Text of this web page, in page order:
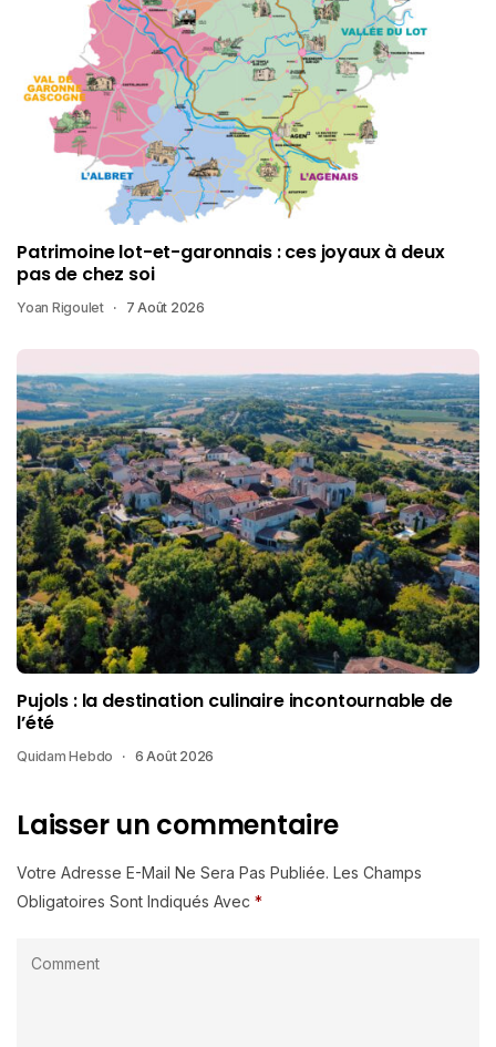
Patrimoine lot-et-garonnais : ces joyaux à deux
pas de chez soi
Yoan Rigoulet 7 Août 2026
Pujols : la destination culinaire incontournable de
l’été
Quidam Hebdo 6 Août 2026
Laisser un commentaire
Votre Adresse E-Mail Ne Sera Pas Publiée. Les Champs
Obligatoires Sont Indiqués Avec *